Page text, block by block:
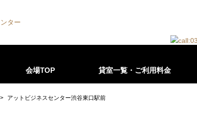
会場TOP 貸室一覧・ご利用料金
> アットビジネスセンター渋谷東口駅前